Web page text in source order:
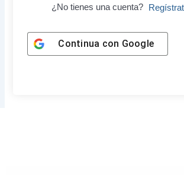
¿No tienes una cuenta?
Continua con Google